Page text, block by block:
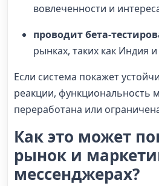
вовлеченности и
проводит бета-
рынках, таких как Индия
Если система покажет
реакции, функциональность
переработана или
Как это может
рынок и
мессенджерах?